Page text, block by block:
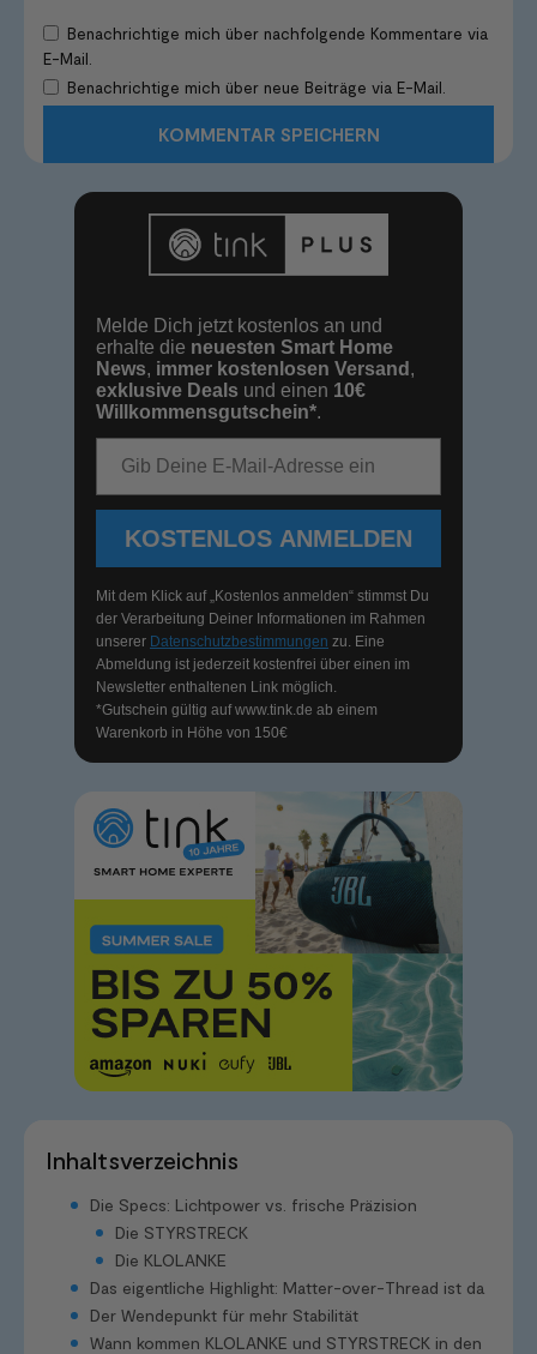
Benachrichtige mich über nachfolgende Kommentare via
E-Mail.
Benachrichtige mich über neue Beiträge via E-Mail.
Melde Dich jetzt kostenlos an und
erhalte die neuesten Smart Home
News, immer kostenlosen Versand ,
exklusive Deals und einen 10€
Willkommensgutschein*.
KOSTENLOS ANMELDEN
Mit dem Klick auf „Kostenlos anmelden“ stimmst Du
der Verarbeitung Deiner Informationen im Rahmen
unserer Datenschutzbestimmungen zu. Eine
Abmeldung ist jederzeit kostenfrei über einen im
Newsletter enthaltenen Link möglich.
*Gutschein gültig aufwww.tink.de ab einem
Warenkorb in Höhe von 150€
Inhaltsverzeichnis
Die Specs: Lichtpower vs. frische Präzision
Die STYRSTRECK
Die KLOLANKE
Das eigentliche Highlight: Matter-over-Thread ist da
Der Wendepunkt für mehr Stabilität
Wann kommen KLOLANKE und STYRSTRECK in den